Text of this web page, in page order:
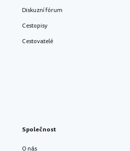
Diskuzní fórum
Cestopisy
Cestovatelé
Společnost
O nás